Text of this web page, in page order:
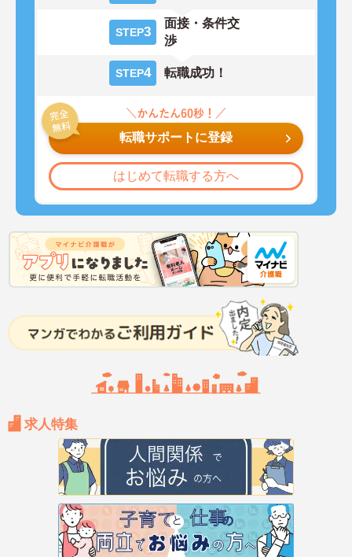
STEP3
面接・条件交
渉
STEP4 転職成功！
転職サポートに登録
はじめて転職する方へ
求人特集